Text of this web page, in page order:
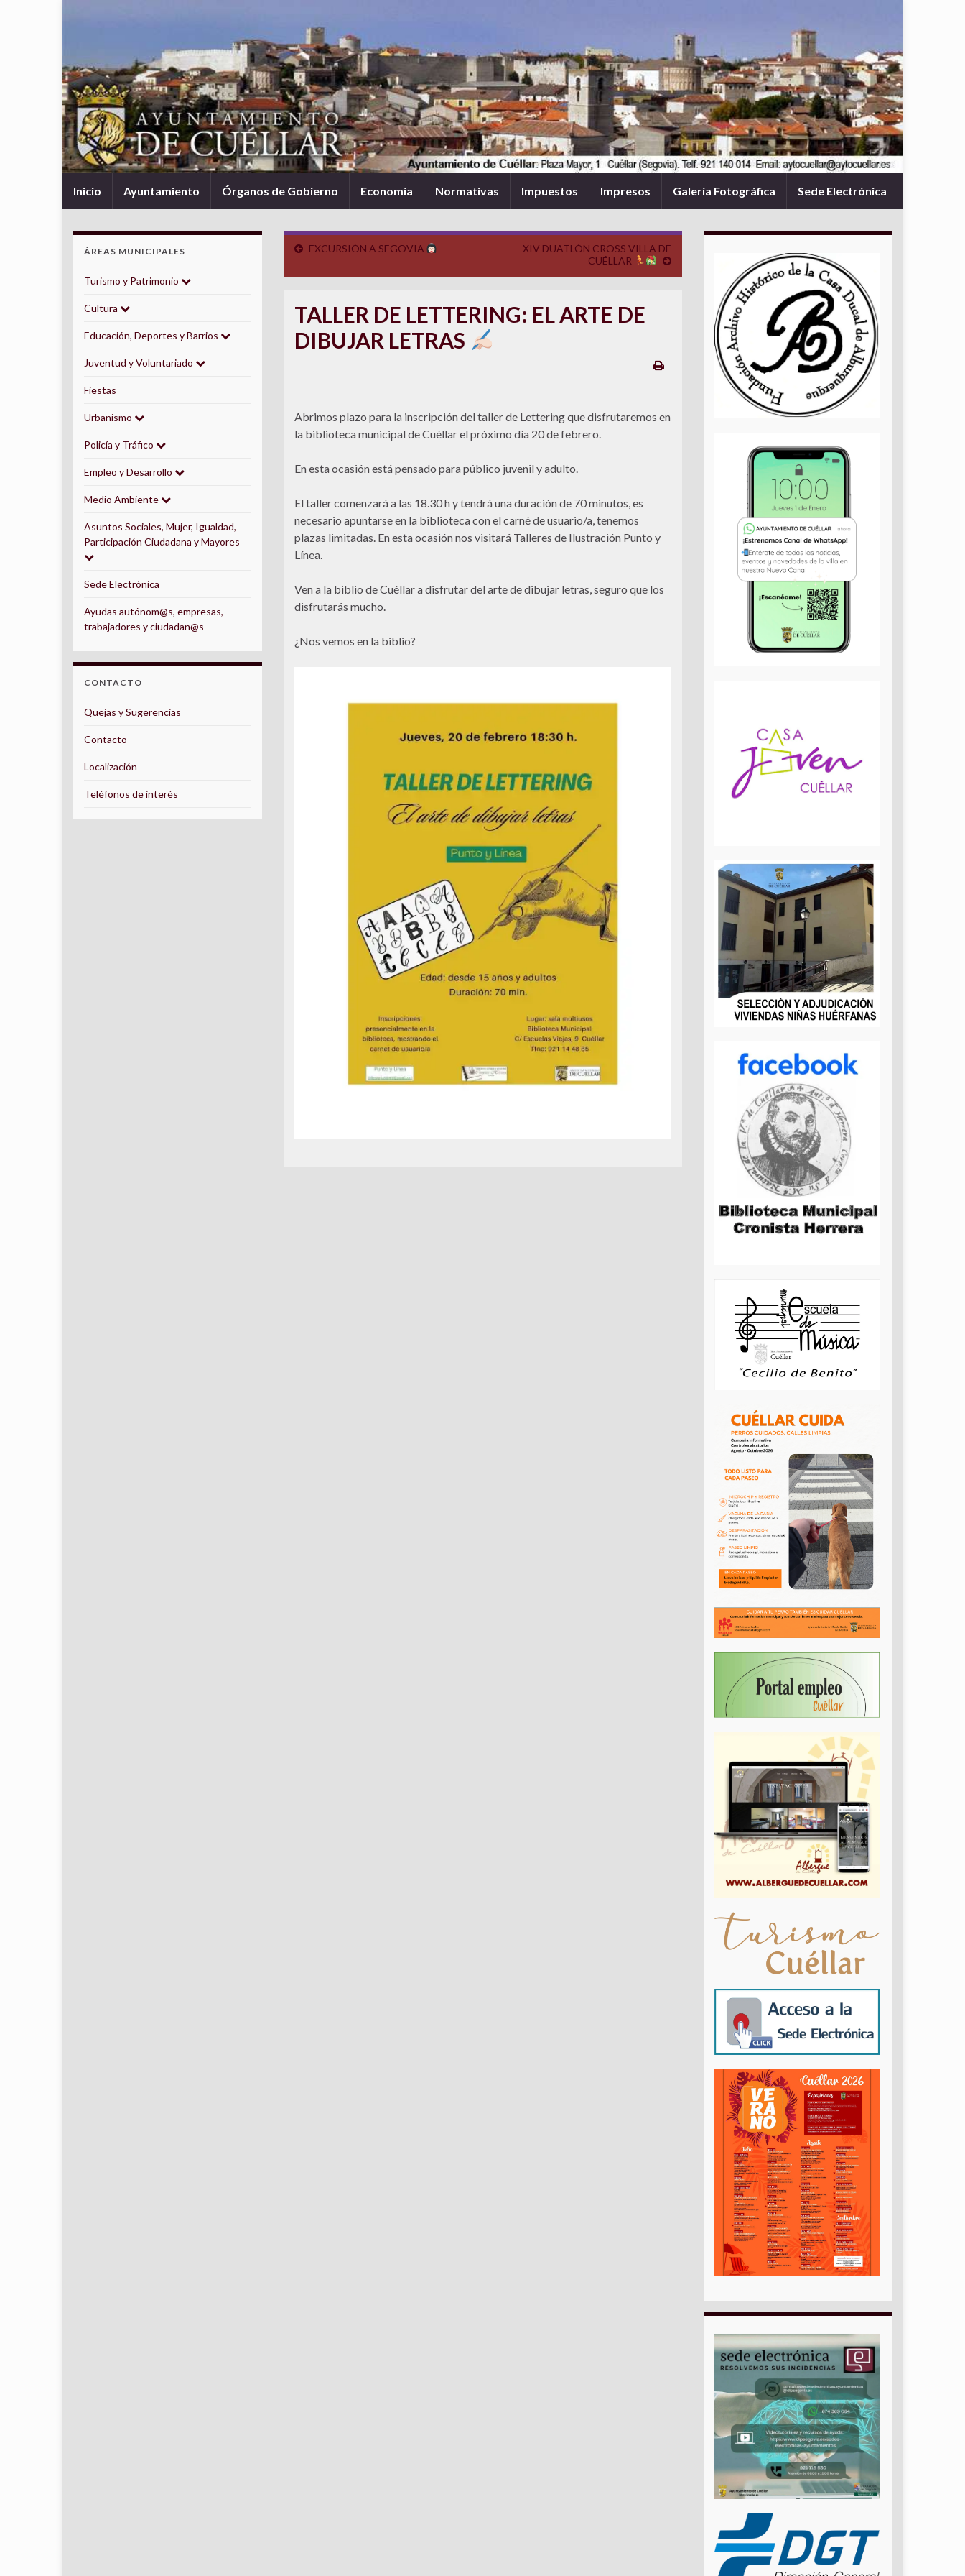
Inicio Ayuntamiento Órganos de Gobierno Economía Normativas Impuestos Impresos Galería Fotográfica Sede Electrónica
EXCURSIÓN A SEGOVIA
XIV DUATLÓN CROSS VILLA DE
CUÉLLAR
TALLER DE LETTERING: EL ARTE DE
DIBUJAR LETRAS
Abrimos plazo para la inscripción del taller de Lettering que disfrutaremos en
la biblioteca municipal de Cuéllar el próximo día 20 de febrero.
En esta ocasión está pensado para público juvenil y adulto.
El taller comenzará a las 18.30 h y tendrá una duración de 70 minutos, es
necesario apuntarse en la biblioteca con el carné de usuario/a, tenemos
plazas limitadas. En esta ocasión nos visitará Talleres de Ilustración Punto y
Línea.
Ven a la biblio de Cuéllar a disfrutar del arte de dibujar letras, seguro que los
disfrutarás mucho.
¿Nos vemos en la biblio?
ÁREAS MUNICIPALES
Turismo y Patrimonio
Cultura
Educación, Deportes y Barrios
Juventud y Voluntariado
Fiestas
Urbanismo
Policía y Tráfico
Empleo y Desarrollo
Medio Ambiente
Asuntos Sociales, Mujer, Igualdad,
Participación Ciudadana y Mayores
Sede Electrónica
Ayudas autónom@s, empresas,
trabajadores y ciudadan@s
CONTACTO
Quejas y Sugerencias
Contacto
Localización
Teléfonos de interés